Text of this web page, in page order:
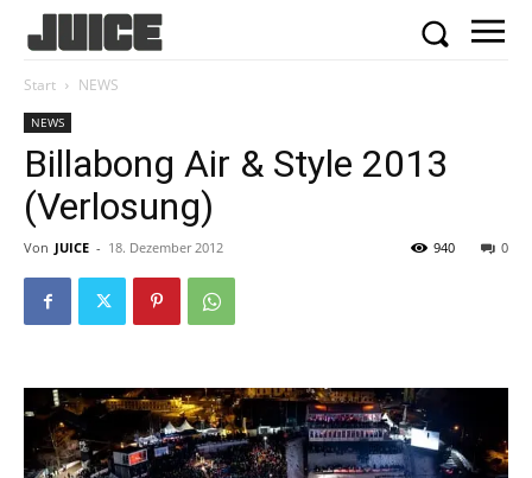
Start NEWS
NEWS
Billabong Air & Style 2013
(Verlosung)
Von JUICE - 18. Dezember 2012 0
940